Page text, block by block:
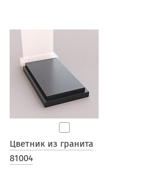
Цветник из гранита
81004